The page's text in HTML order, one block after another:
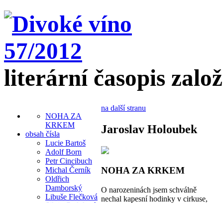
literární časopis
NOHA ZA
KRKEM
obsah čísla
Lucie Bartoš
Adolf Born
Petr Cincibuch
Michal Černík
Oldřich
Damborský
Libuše Flečková
na další stranu
Jaroslav Holoubek
NOHA ZA KRKEM
O narozeninách jsem schválně
nechal kapesní hodinky v cirkuse,